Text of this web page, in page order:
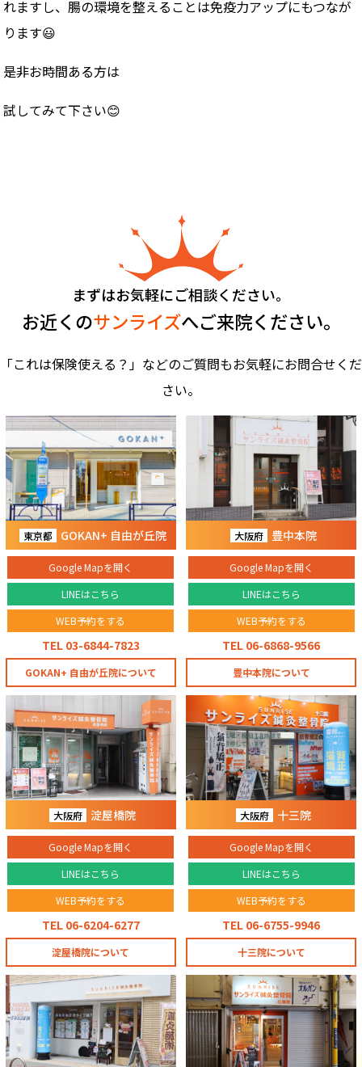
れますし、腸の環境を整えることは免疫力アップにもつなが
ります😃
是非お時間ある方は
試してみて下さい😊
まずはお気軽にご相談ください。
お近くのサンライズへご来院ください。
「これは保険使える？」などのご質問もお気軽にお問合せくだ
さい。
東京都 GOKAN+ 自由が丘院
Google Mapを開く
LINEはこちら
WEB予約をする
TEL 03-6844-7823
GOKAN+ 自由が丘院について
大阪府 豊中本院
Google Mapを開く
LINEはこちら
WEB予約をする
TEL 06-6868-9566
豊中本院について
大阪府 淀屋橋院
Google Mapを開く
LINEはこちら
WEB予約をする
TEL 06-6204-6277
淀屋橋院について
大阪府 十三院
Google Mapを開く
LINEはこちら
WEB予約をする
TEL 06-6755-9946
十三院について